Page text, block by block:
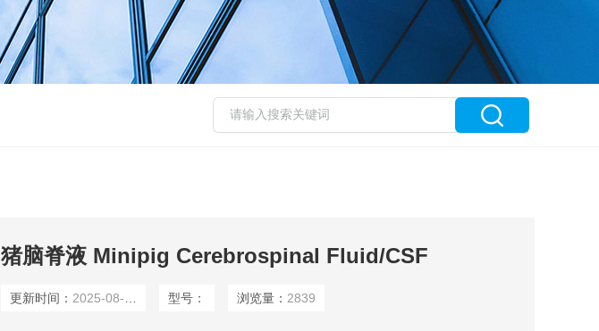
猪脑脊液 Minipig Cerebrospinal Fluid/CSF
更新时间： 2025-08-10 型号： 浏览量： 2839